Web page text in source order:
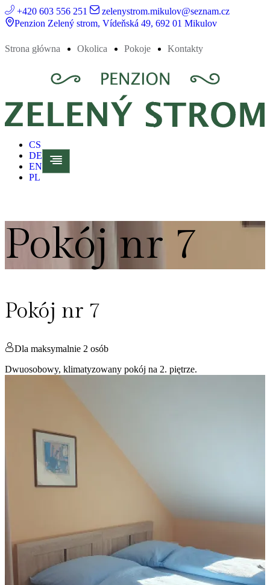
+420 603 556 251
zelenystrom.mikulov@seznam.cz
Penzion Zelený strom, Vídeňská 49, 692 01 Mikulov
Strona główna Okolica Pokoje Kontakty
CS
DE
EN
PL
Pokój nr 7
Pokój nr 7
Dla maksymalnie 2 osób
Dwuosobowy, klimatyzowany pokój na 2. piętrze.